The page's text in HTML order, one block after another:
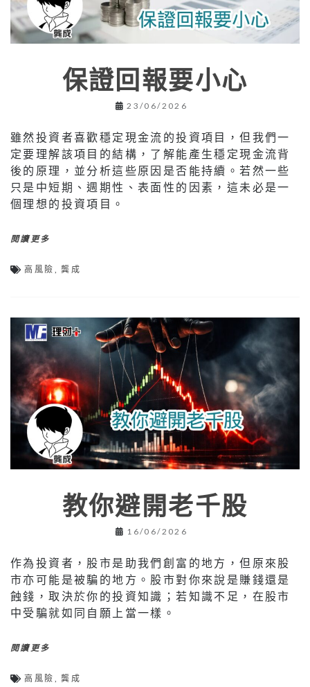
保證回報要小心
23/06/2026
雖然投資者喜歡穩定現金流的投資項目，但我們一
定要理解該項目的結構，了解能產生穩定現金流背
後的原理，並分析這些原因是否能持續。若然一些
只是中短期、週期性、表面性的因素，這未必是一
個理想的投資項目。
閱讀更多
高風險 ,龔成
教你避開老千股
16/06/2026
作為投資者，股市是助我們創富的地方，但原來股
市亦可能是被騙的地方。股市對你來說是賺錢還是
蝕錢，取決於你的投資知識；若知識不足，在股市
中受騙就如同自願上當一樣。
閱讀更多
高風險 ,龔成